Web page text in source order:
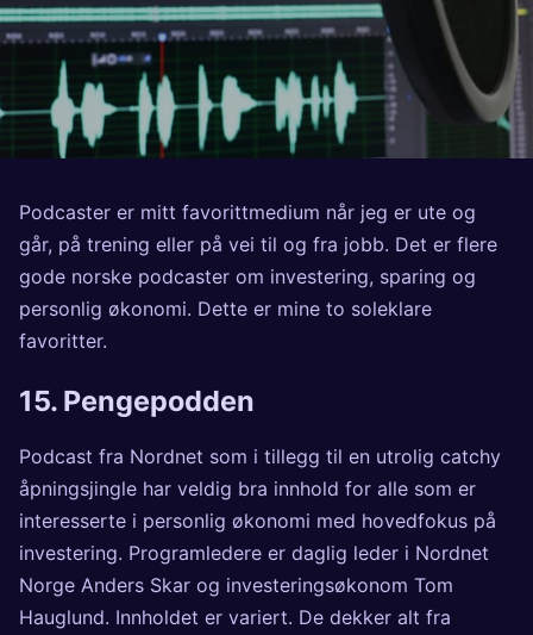
Podcaster er mitt favorittmedium når jeg er ute og
går, på trening eller på vei til og fra jobb. Det er flere
gode norske podcaster om investering, sparing og
personlig økonomi. Dette er mine to soleklare
favoritter.
15. Pengepodden
Podcast fra Nordnet som i tillegg til en utrolig catchy
åpningsjingle har veldig bra innhold for alle som er
interesserte i personlig økonomi med hovedfokus på
investering. Programledere er daglig leder i Nordnet
Norge Anders Skar og investeringsøkonom Tom
Hauglund. Innholdet er variert. De dekker alt fra